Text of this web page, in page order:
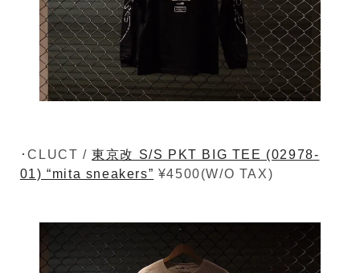
･CLUCT /東京改 S/S PKT BIG TEE (02978-
01) “mita sneakers” ¥4500(W/O TAX)